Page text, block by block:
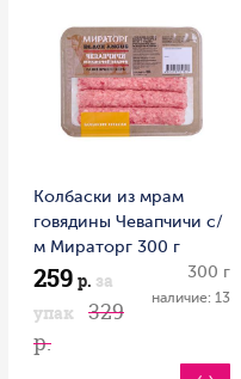
Колбаски из мрам
говядины Чевапчичи с/
м Мираторг 300 г
259 р. за
упак
329
р.
300 г
наличие: 13